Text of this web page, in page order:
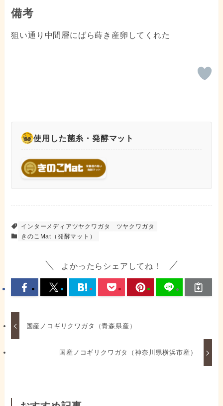
備考
狙い通り中間層にばら蒔き産卵してくれた
使用した菌糸・発酵マット
インターメディアツヤクワガタ
ツヤクワガタ
きのこMat（発酵マット）
よかったらシェアしてね！
国産ノコギリクワガタ（青森県産）
国産ノコギリクワガタ（神奈川県横浜市産）